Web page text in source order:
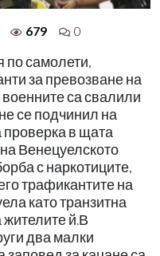
679 0
по самолети,
за превозване на
военните са свалили
се подчинил на
проверка в щата
Венецуелското
с наркотиците,
трафикантите на
като транзитна
жителите й.В
два малки